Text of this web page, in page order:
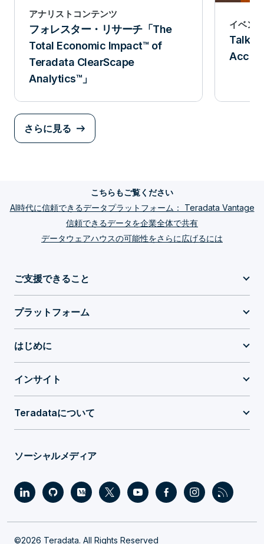
アナリストコンテンツ
フォレスター・リサーチ「The
Total Economic Impact™ of
Teradata ClearScape
Analytics™」
イベント
さらに見る
こちらもご覧ください
AI時代に信頼できるデータプラットフォーム： Teradata Vantage
信頼できるデータを企業全体で共有
データウェアハウスの可能性をさらに広げるには
ご支援できること
プラットフォーム
はじめに
インサイト
Teradataについて
ソーシャルメディア
©2026 Teradata. All Rights Reserved